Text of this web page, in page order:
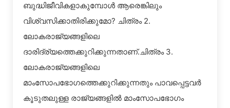
ബുദ്ധിജീവികളാകുമ്പോള്‍ ആരെങ്കിലും
വിശ്വസിക്കാതിരിക്കുമോ? ചിത്രം 2.
ലോകരാജ്യങ്ങളിലെ
ദാരിദ്ര്യത്തെക്കുറിക്കുന്നതാണ്.ചിത്രം 3.
ലോകരാജ്യങ്ങളിലെ
മാംസോപഭോഗത്തെക്കുറിക്കുന്നതും പാവപ്പെട്ടവര്‍
കൂടുതലുള്ള രാജ്യങ്ങളില്‍ മാംസോപഭോഗം